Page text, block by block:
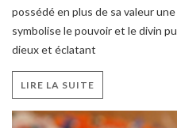
possédé en plus de sa valeur
symbolise le pouvoir et le divin
dieux et éclatant
LIRE LA SUITE